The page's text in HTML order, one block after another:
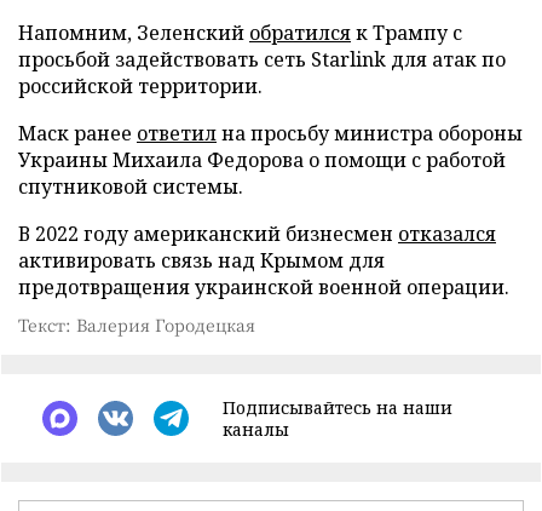
Напомним, Зеленский обратилсяк Трампу с
просьбой задействовать сеть Starlink для атак по
российской территории.
Маск ранее ответилна просьбу министра обороны
Украины Михаила Федорова о помощи с работой
спутниковой системы.
В 2022 году американский бизнесмен отказался
активировать связь над Крымом для
предотвращения украинской военной операции.
Текст: Валерия Городецкая
Подписывайтесь на наши
каналы